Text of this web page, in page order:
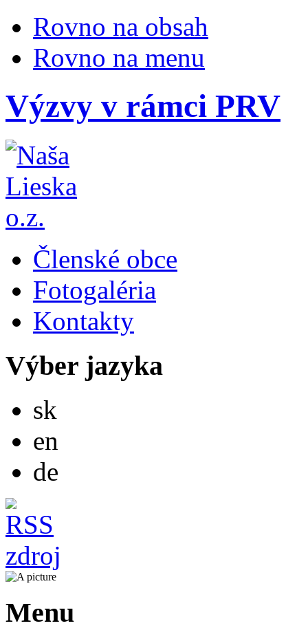
Rovno na obsah
Rovno na menu
Výzvy v rámci PRV
Členské obce
Fotogaléria
Kontakty
Výber jazyka
sk
en
de
Menu